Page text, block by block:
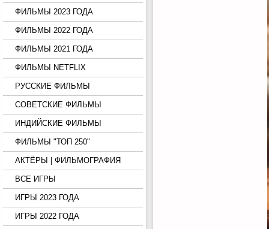
ФИЛЬМЫ 2023 ГОДА
ФИЛЬМЫ 2022 ГОДА
ФИЛЬМЫ 2021 ГОДА
ФИЛЬМЫ NETFLIX
РУССКИЕ ФИЛЬМЫ
СОВЕТСКИЕ ФИЛЬМЫ
ИНДИЙСКИЕ ФИЛЬМЫ
ФИЛЬМЫ "ТОП 250"
АКТЁРЫ | ФИЛЬМОГРАФИЯ
ВСЕ ИГРЫ
ИГРЫ 2023 ГОДА
ИГРЫ 2022 ГОДА